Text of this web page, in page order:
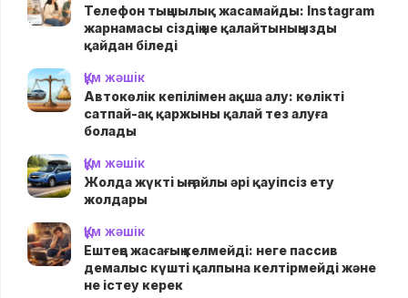
Телефон тыңшылық жасамайды: Instagram
жарнамасы сіздің не қалайтыныңызды
қайдан біледі
Құм жәшік
Автокөлік кепілімен ақша алу: көлікті
сатпай-ақ қаржыны қалай тез алуға
болады
Құм жәшік
Жолда жүктi ыңғайлы әрі қауіпсіз ету
жолдары
Құм жәшік
Ештеңе жасағың келмейді: неге пассив
демалыс күшті қалпына келтірмейді және
не істеу керек